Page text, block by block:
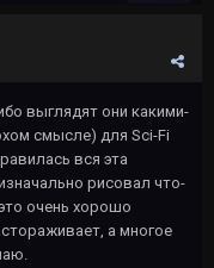
выглядят они какими-
смысле) для Sci-Fi
вся эта
рисовал что-
очень хорошо
а многое